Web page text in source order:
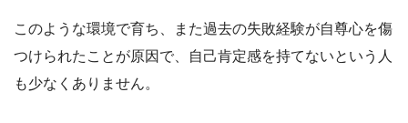
このような環境で育ち、また過去の失敗経験が自尊心を傷
つけられたことが原因で、自己肯定感を持てないという人
も少なくありません。